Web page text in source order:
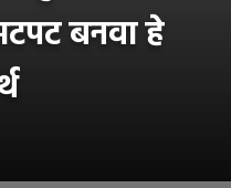
बनवा हे